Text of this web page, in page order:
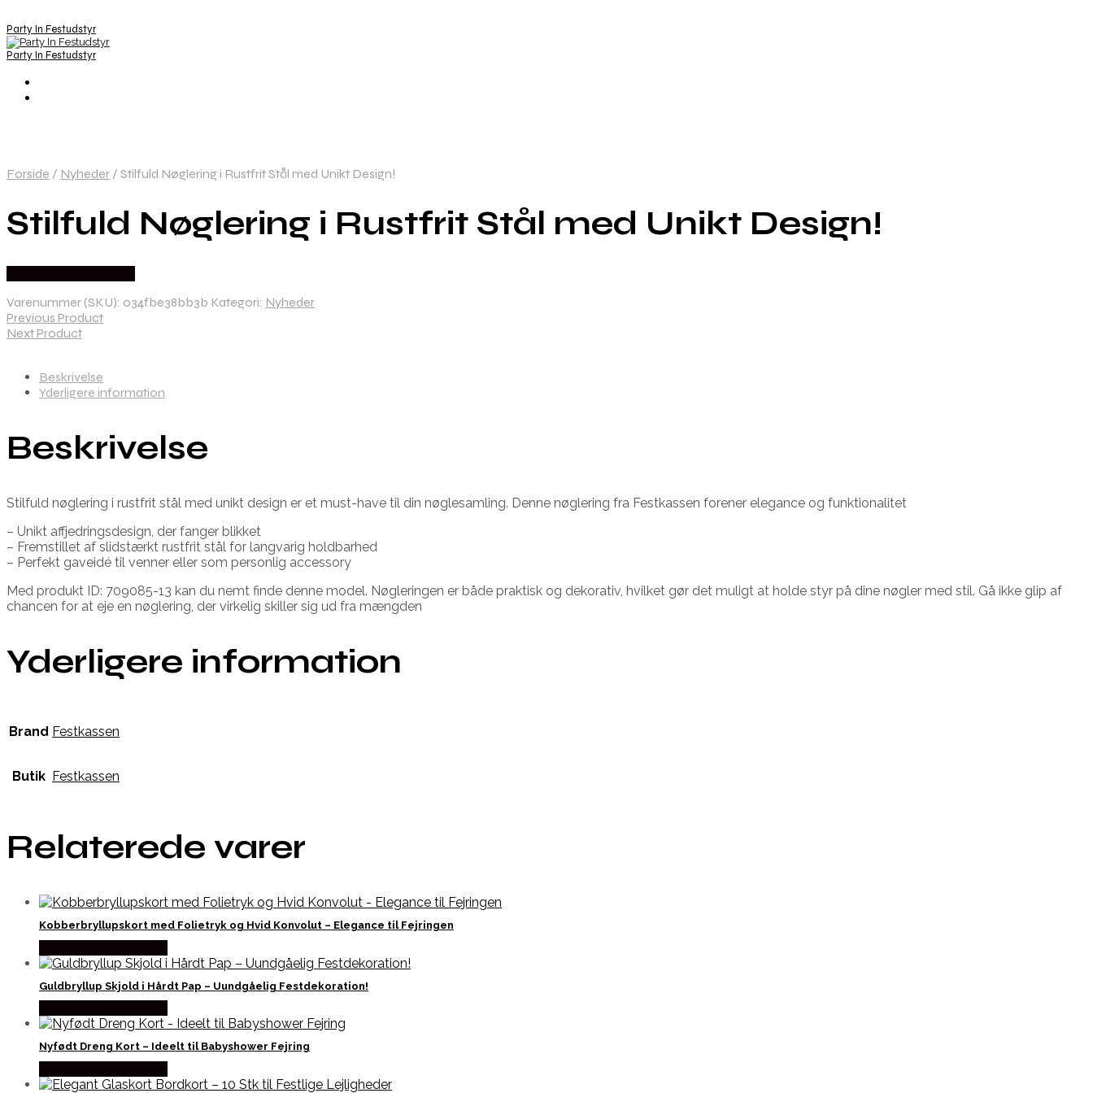
Party In Festudstyr
Party In Festudstyr
Forside / Nyheder / Stilfuld Nøglering i Rustfrit Stål med Unikt Design!
Stilfuld Nøglering i Rustfrit Stål med Unikt Design!
Varenummer (SKU): 034fbe38bb3b Kategori: Nyheder
Previous Product
Next Product
Beskrivelse
Yderligere information
Beskrivelse
Stilfuld nøglering i rustfrit stål med unikt design er et must-have til din nøglesamling. Denne nøglering fra Festkassen forener elegance og funktionalitet
– Unikt affjedringsdesign, der fanger blikket
– Fremstillet af slidstærkt rustfrit stål for langvarig holdbarhed
– Perfekt gaveidé til venner eller som personlig accessory
Med produkt ID: 709085-13 kan du nemt finde denne model. Nøgleringen er både praktisk og dekorativ, hvilket gør det muligt at holde styr på dine nøgler med stil. Gå ikke glip af
chancen for at eje en nøglering, der virkelig skiller sig ud fra mængden
Yderligere information
Brand Festkassen
Butik Festkassen
Relaterede varer
Kobberbryllupskort med Folietryk og Hvid Konvolut – Elegance til Fejringen
Guldbryllup Skjold i Hårdt Pap – Uundgåelig Festdekoration!
Nyfødt Dreng Kort – Ideelt til Babyshower Fejring